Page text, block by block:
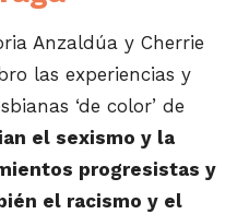
Anzaldúa y Cherrie
las experiencias y
‘de color’ de
el sexismo y la
progresistas y
el racismo y el